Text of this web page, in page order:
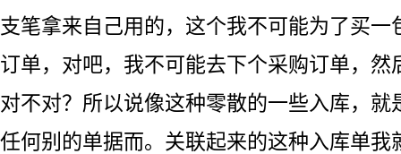
支笔拿来自己用的，这个我不可能为了买一
订单，对吧，我不可能去下个采购订单，然
对不对？所以说像这种零散的一些入库，就
任何别的单据而。关联起来的这种入库单我